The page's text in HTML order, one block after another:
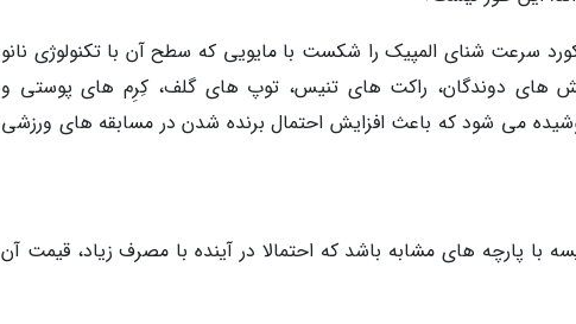
سرعت شنای المپیک را شکست با مایویی که سطح آن با تکنولوژی نانو
های دوندگان، راکت های تنیس، توپ های گلف، کِرِم های پوستی و
می شود که باعث افزایش احتمال برنده شدن در مسابقه های ورزشی
با پارچه های مشابه باشد که احتمالا در آینده با مصرف زیاد، قیمت آن